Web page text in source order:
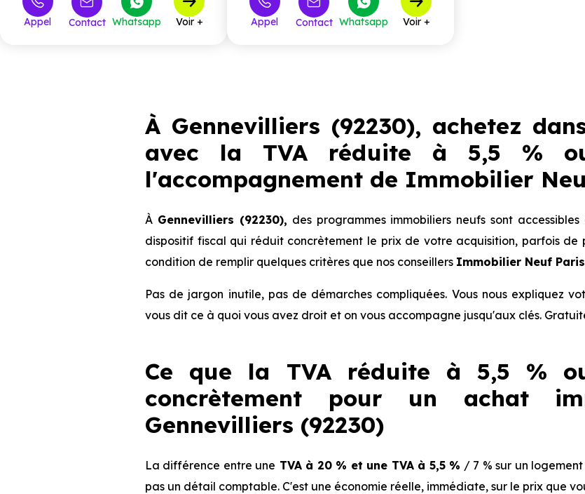
Appel Contact Whatsapp Voir +
à partir de
T4 9 à partir de368 984 €
Appel Contact Whatsapp Voir +
À Gennevilliers (92230), achetez
avec la TVA réduite à 5,5 %
l'accompagnement de Immobilier
À Gennevilliers (92230), des programmes immobiliers neufs sont
dispositif fiscal qui réduit concrètement le prix de votre acquisition, parfois de
condition de remplir quelques critères que nos conseillers Immobilier Neuf Paris
Pas de jargon inutile, pas de démarches compliquées. Vous nous expliquez
vous dit ce à quoi vous avez droit et on vous accompagne jusqu'aux clés.
Ce que la TVA réduite à 5,5 %
concrètement pour un achat
Gennevilliers (92230)
La différence entre une TVA à 20 % et une TVA à 5,5 % / 7 % sur un
pas un détail comptable. C'est une économie réelle, immédiate, sur le prix que